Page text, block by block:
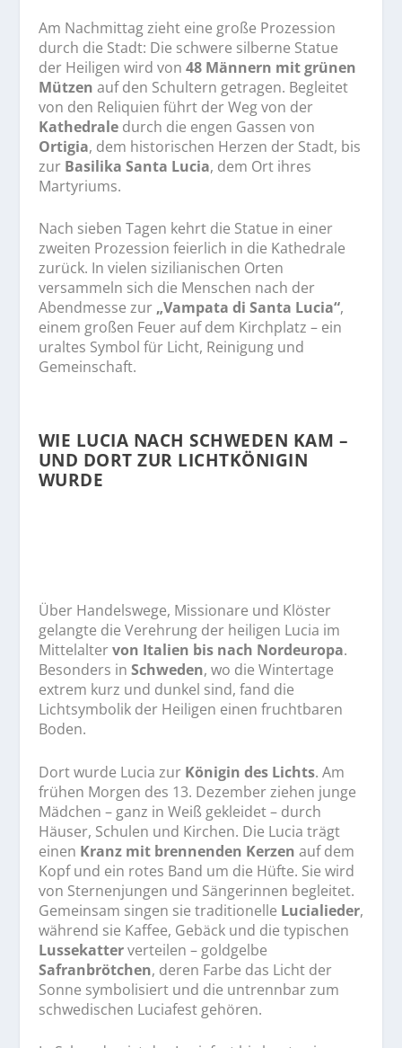
Am Nachmittag zieht eine große Prozession
durch die Stadt: Die schwere silberne Statue
der Heiligen wird von 48 Männern mit grünen
Mützen auf den Schultern getragen. Begleitet
von den Reliquien führt der Weg von der
Kathedrale durch die engen Gassen von
Ortigia, dem historischen Herzen der Stadt, bis
zur Basilika Santa Lucia, dem Ort ihres
Martyriums.
Nach sieben Tagen kehrt die Statue in einer
zweiten Prozession feierlich in die Kathedrale
zurück. In vielen sizilianischen Orten
versammeln sich die Menschen nach der
Abendmesse zur „Vampata di Santa Lucia“,
einem großen Feuer auf dem Kirchplatz – ein
uraltes Symbol für Licht, Reinigung und
Gemeinschaft.
WIE LUCIA NACH SCHWEDEN KAM –
UND DORT ZUR LICHTKÖNIGIN
WURDE
Über Handelswege, Missionare und Klöster
gelangte die Verehrung der heiligen Lucia im
Mittelaltervon Italien bis nach Nordeuropa.
Besonders in Schweden, wo die Wintertage
extrem kurz und dunkel sind, fand die
Lichtsymbolik der Heiligen einen fruchtbaren
Boden.
Dort wurde Lucia zur Königin des Lichts. Am
frühen Morgen des 13. Dezember ziehen junge
Mädchen – ganz in Weiß gekleidet – durch
Häuser, Schulen und Kirchen. Die Lucia trägt
einen Kranz mit brennenden Kerzen auf dem
Kopf und ein rotes Band um die Hüfte. Sie wird
von Sternenjungen und Sängerinnen begleitet.
Gemeinsam singen sie traditionelle Lucialieder,
während sie Kaffee, Gebäck und die typischen
Lussekatterverteilen – goldgelbe
Safranbrötchen, deren Farbe das Licht der
Sonne symbolisiert und die untrennbar zum
schwedischen Luciafest gehören.